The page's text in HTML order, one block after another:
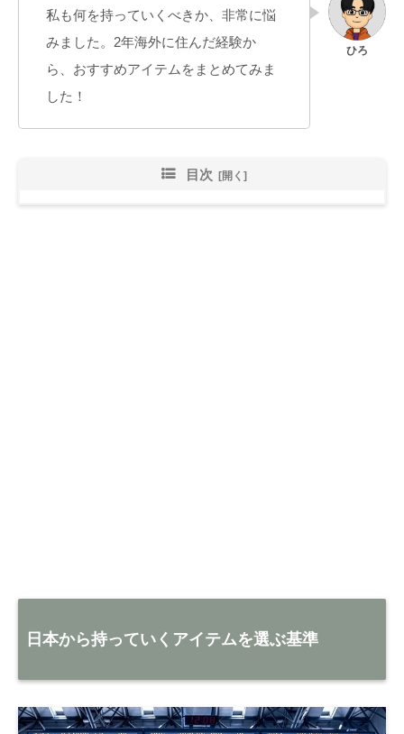
私も何を持っていくべきか、非常に悩
みました。2年海外に住んだ経験か
ら、おすすめアイテムをまとめてみま
した！
目次
日本から持っていくアイテムを選ぶ基準